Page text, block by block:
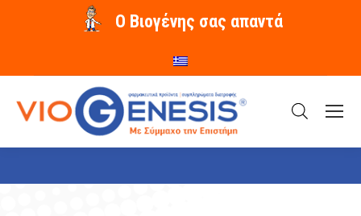
O Βιογένης σας απαντά